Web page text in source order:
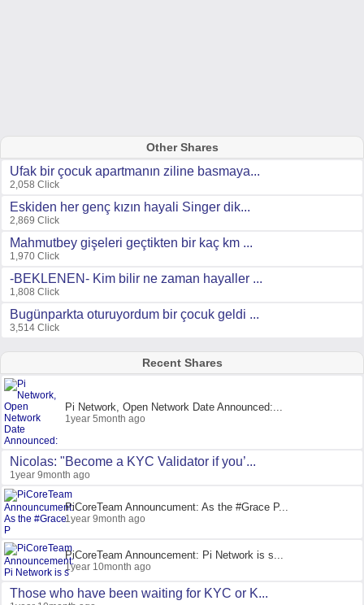
Other Shares
Ufak bir çocuk apartmanın ziline basmaya...
2,058 Click
Eskiden her genç kızın hayali Singer dik...
2,869 Click
Mahmutbey gişeleri geçtikten bir kaç km ...
1,970 Click
-BEKLENEN- Kim bilir ne zaman hayaller ...
1,808 Click
Bugünparkta oturuyordum bir çocuk geldi ...
3,514 Click
Recent Shares
Pi Network, Open Network Date Announced:...
1year 5month ago
Nicolas: "Become a KYC Validator if you’...
1year 9month ago
PiCoreTeam Announcument: As the #Grace P...
1year 9month ago
PiCoreTeam Announcement: Pi Network is s...
1year 10month ago
Those who have been waiting for KYC or K...